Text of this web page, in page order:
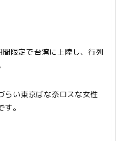
限定で台湾に上陸し、行列
らい東京ばな奈ロスな女性
。